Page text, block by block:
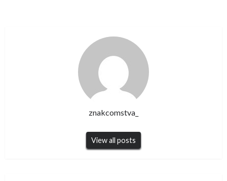
znakcomstva_
View all posts